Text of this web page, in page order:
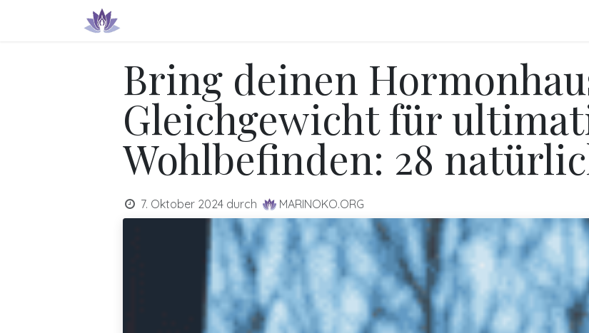
Zum Inhalt springen
Bring deinen
Gleichgewicht für
Wohlbefinden: 28
7. Oktober 2024 durch MARINOKO.ORG